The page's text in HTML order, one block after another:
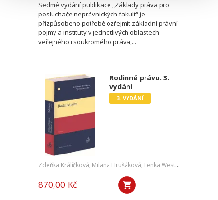
Sedmé vydání publikace „Základy práva pro
posluchače neprávnických fakult“ je
přizpůsobeno potřebě ozřejmit základní právní
pojmy a instituty v jednotlivých oblastech
veřejného i soukromého práva,...
Rodinné právo. 3.
vydání
3. VYDÁNÍ
Zdeňka Králíčková, Milana Hrušáková, Lenka Westphalová
870,00 Kč